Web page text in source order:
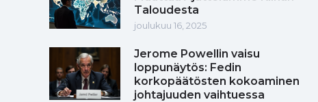
Taloudesta
joulukuu 16, 2025
Jerome Powellin vaisu
loppunäytös: Fedin
korkopäätösten kokoaminen
johtajuuden vaihtuessa